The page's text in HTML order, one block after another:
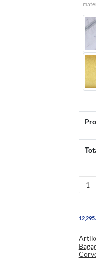
targa